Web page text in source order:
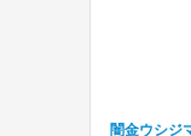
闇金ウシジ